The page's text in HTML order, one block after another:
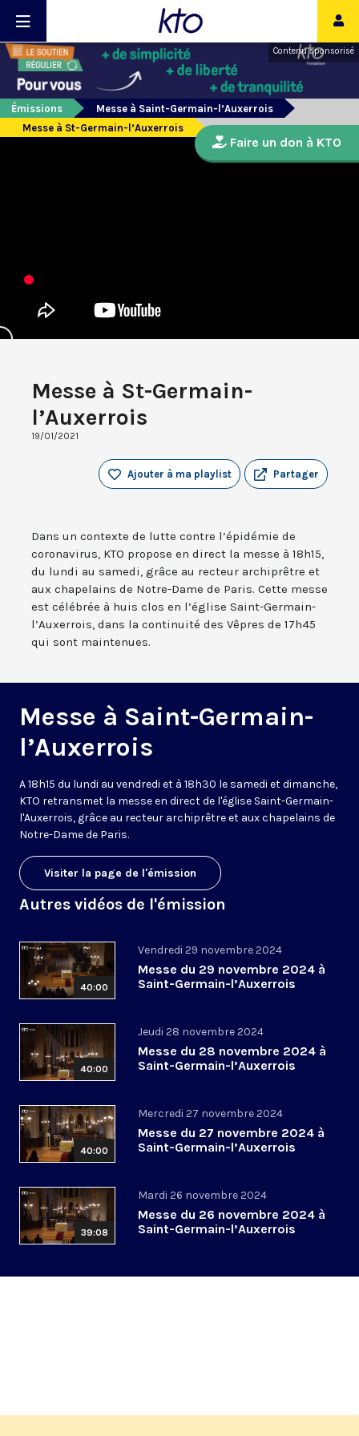
Contenu sponsorisé
Émissions
Messe à Saint-Germain-l’Auxerrois
Messe à St-Germain-l’Auxerrois
Messe à St-Germain-
l’Auxerrois
19/01/2021
Partager
Ajouter à ma playlist
Dans un contexte de lutte contre l’épidémie de
coronavirus, KTO propose en direct la messe à 18h15,
du lundi au samedi, grâce au recteur archiprêtre et
aux chapelains de Notre-Dame de Paris. Cette messe
est célébrée à huis clos en l’église Saint-Germain-
l’Auxerrois, dans la continuité des Vêpres de 17h45
qui sont maintenues.
Messe à Saint-Germain-
l’Auxerrois
A 18h15 du lundi au vendredi et à 18h30 le samedi et dimanche,
KTO retransmet la messe en direct de l'église Saint-Germain-
l'Auxerrois, grâce au recteur archiprêtre et aux chapelains de
Notre-Dame de Paris.
Visiter la page de l'émission
Autres vidéos de l'émission
40:00
Vendredi 29 novembre 2024
Messe du 29 novembre 2024 à
Saint-Germain-l’Auxerrois
40:00
Jeudi 28 novembre 2024
Messe du 28 novembre 2024 à
Saint-Germain-l’Auxerrois
40:00
Mercredi 27 novembre 2024
Messe du 27 novembre 2024 à
Saint-Germain-l’Auxerrois
39:08
Mardi 26 novembre 2024
Messe du 26 novembre 2024 à
Saint-Germain-l’Auxerrois
Faire un don à KTO